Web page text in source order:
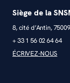
Siège de la
8, cité d’Antin,
+ 33 1 56 02 64 64
ÉCRIVEZ-NOUS